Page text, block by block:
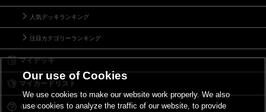
人気デッキランキング
注目カテゴリーランキング
マイデッキ
マイカードリスト
Ｑ＆Ａ
Our use of Cookies
We use cookies to make our website work properly. We also
use cookies to analyze the traffic of our website, to provide